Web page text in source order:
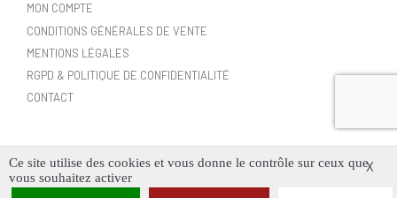
MON COMPTE
CONDITIONS GÉNÉRALES DE VENTE
MENTIONS LÉGALES
RGPD & POLITIQUE DE CONFIDENTIALITÉ
CONTACT
X
Ce site utilise des cookies et vous donne le contrôle sur ceux que
vous souhaitez activer